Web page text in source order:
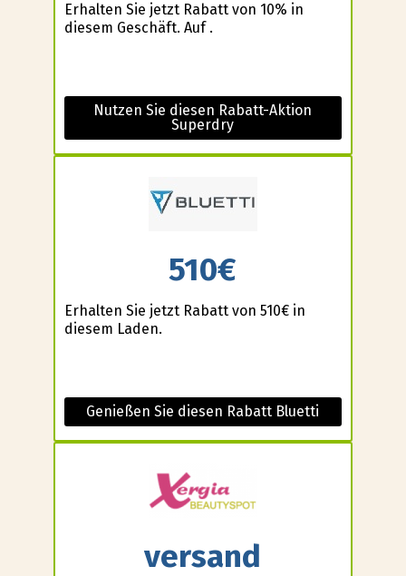
Erhalten Sie jetzt Rabatt von 10% in
diesem Geschäft. Auf .
Nutzen Sie diesen Rabatt-Aktion
Superdry
510€
Erhalten Sie jetzt Rabatt von 510€ in
diesem Laden.
Genießen Sie diesen Rabatt Bluetti
versand